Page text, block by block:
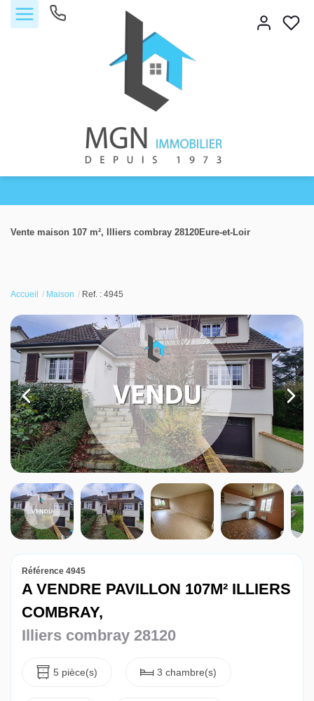
Vendre
Louer
Nos agences
Contact
Vente maison 107 m², Illiers combray 28120Eure-et-Loir
Accueil Maison Ref. : 4945
Référence 4945
A VENDRE PAVILLON 107M² ILLIERS
COMBRAY,
Illiers combray 28120
5 pièce(s) 3 chambre(s)